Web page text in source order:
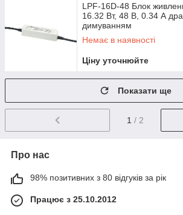
LPF-16D-48 Блок
16.32 Вт, 48 В, 0.34 А
димуванням
Немає в наявності
Ціну уточнюйте
Показати ще
1 / 2
Про нас
98% позитивних з 80 відгуків за рік
Працює з 25.10.2012